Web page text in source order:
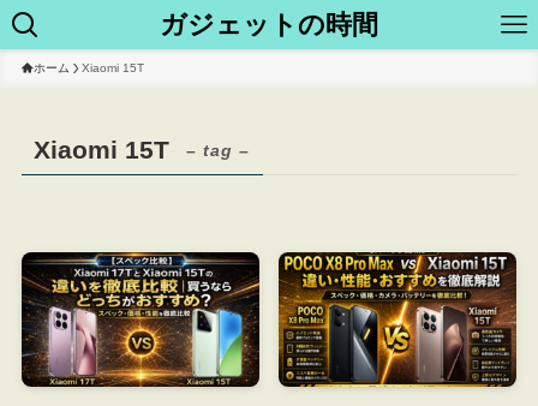
ガジェットの時間
ホーム Xiaomi 15T
Xiaomi 15T – tag –